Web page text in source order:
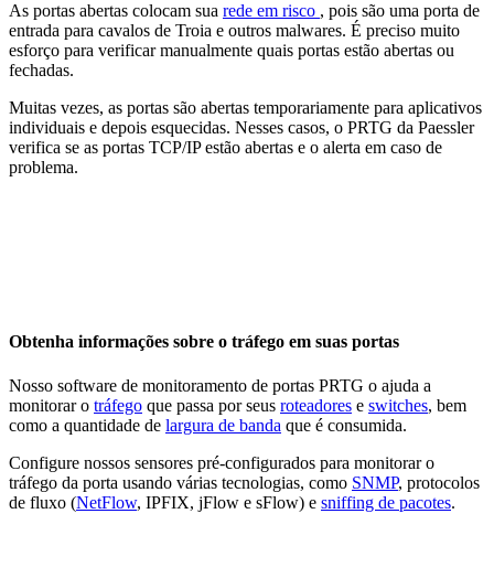
As portas abertas colocam sua rede em risco , pois são uma porta de
entrada para cavalos de Troia e outros malwares. É preciso muito
esforço para verificar manualmente quais portas estão abertas ou
fechadas.
Muitas vezes, as portas são abertas temporariamente para aplicativos
individuais e depois esquecidas. Nesses casos, o PRTG da Paessler
verifica se as portas TCP/IP estão abertas e o alerta em caso de
problema.
Obtenha informações sobre o tráfego em suas portas
Nosso software de monitoramento de portas PRTG o ajuda a
monitorar o tráfego que passa por seus roteadores e switches, bem
como a quantidade de largura de banda que é consumida.
Configure nossos sensores pré-configurados para monitorar o
tráfego da porta usando várias tecnologias, como SNMP, protocolos
de fluxo (NetFlow, IPFIX, jFlow e sFlow) e sniffing de pacotes.